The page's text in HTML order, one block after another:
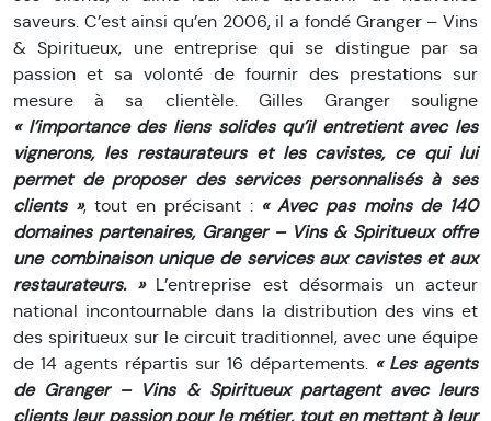
saveurs. C’est ainsi qu’en 2006, il a fondé Granger – Vins
& Spiritueux, une entreprise qui se distingue par sa
passion et sa volonté de fournir des prestations sur
mesure à sa clientèle. Gilles Granger souligne
« l’importance des liens solides qu’il entretient avec les
vignerons, les restaurateurs et les cavistes, ce qui lui
permet de proposer des services personnalisés à ses
clients », tout en précisant : « Avec pas moins de 140
domaines partenaires, Granger – Vins & Spiritueux offre
une combinaison unique de services aux cavistes et aux
restaurateurs. »L’entreprise est désormais un acteur
national incontournable dans la distribution des vins et
des spiritueux sur le circuit traditionnel, avec une équipe
de 14 agents répartis sur 16 départements. « Les agents
de Granger – Vins & Spiritueux partagent avec leurs
clients leur passion pour le métier, tout en mettant à leur